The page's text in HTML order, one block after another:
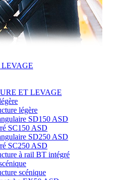
LEVAGE
ET LEVAGE
légère
SD150 ASD
SC150 ASD
SD250 ASD
SC250 ASD
à rail BT intégré
scénique